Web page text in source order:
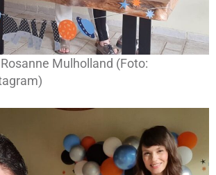
Mulholland (Foto: